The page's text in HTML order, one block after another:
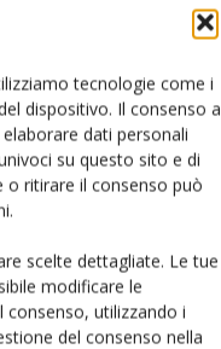
tecnologie come i
dispositivo. Il consenso a
dati personali
su questo sito e di
o ritirare il consenso può
scelte dettagliate. Le tue
modificare le
utilizzando i
del consenso nella
una
,
di
o a